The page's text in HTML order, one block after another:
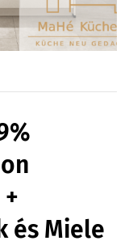
és Miele